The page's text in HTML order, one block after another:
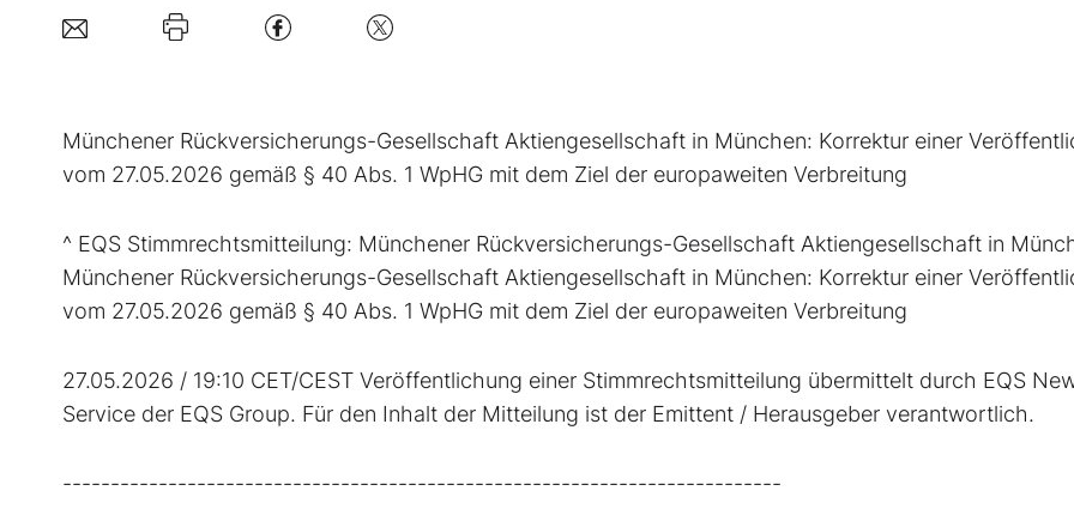
Münchener Rückversicherungs-Gesellschaft Aktiengesellschaft in München: Korrektur einer
vom 27.05.2026 gemäß § 40 Abs. 1 WpHG mit dem Ziel der europaweiten Verbreitung
^ EQS Stimmrechtsmitteilung: Münchener Rückversicherungs-Gesellschaft Aktiengesellschaft in
Münchener Rückversicherungs-Gesellschaft Aktiengesellschaft in München: Korrektur einer
vom 27.05.2026 gemäß § 40 Abs. 1 WpHG mit dem Ziel der europaweiten Verbreitung
27.05.2026 / 19:10 CET/CEST Veröffentlichung einer Stimmrechtsmitteilung übermittelt durch EQS
Service der EQS Group. Für den Inhalt der Mitteilung ist der Emittent / Herausgeber verantwortlich.
---------------------------------------------------------------------------